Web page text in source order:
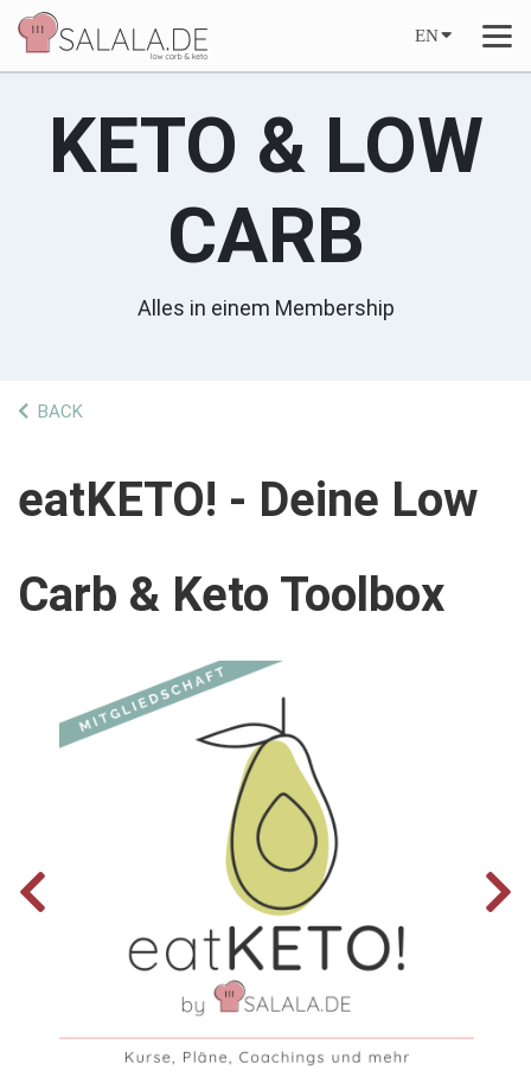
EN
KETO & LOW
CARB
Alles in einem Membership
BACK
eatKETO! - Deine Low
Carb & Keto Toolbox